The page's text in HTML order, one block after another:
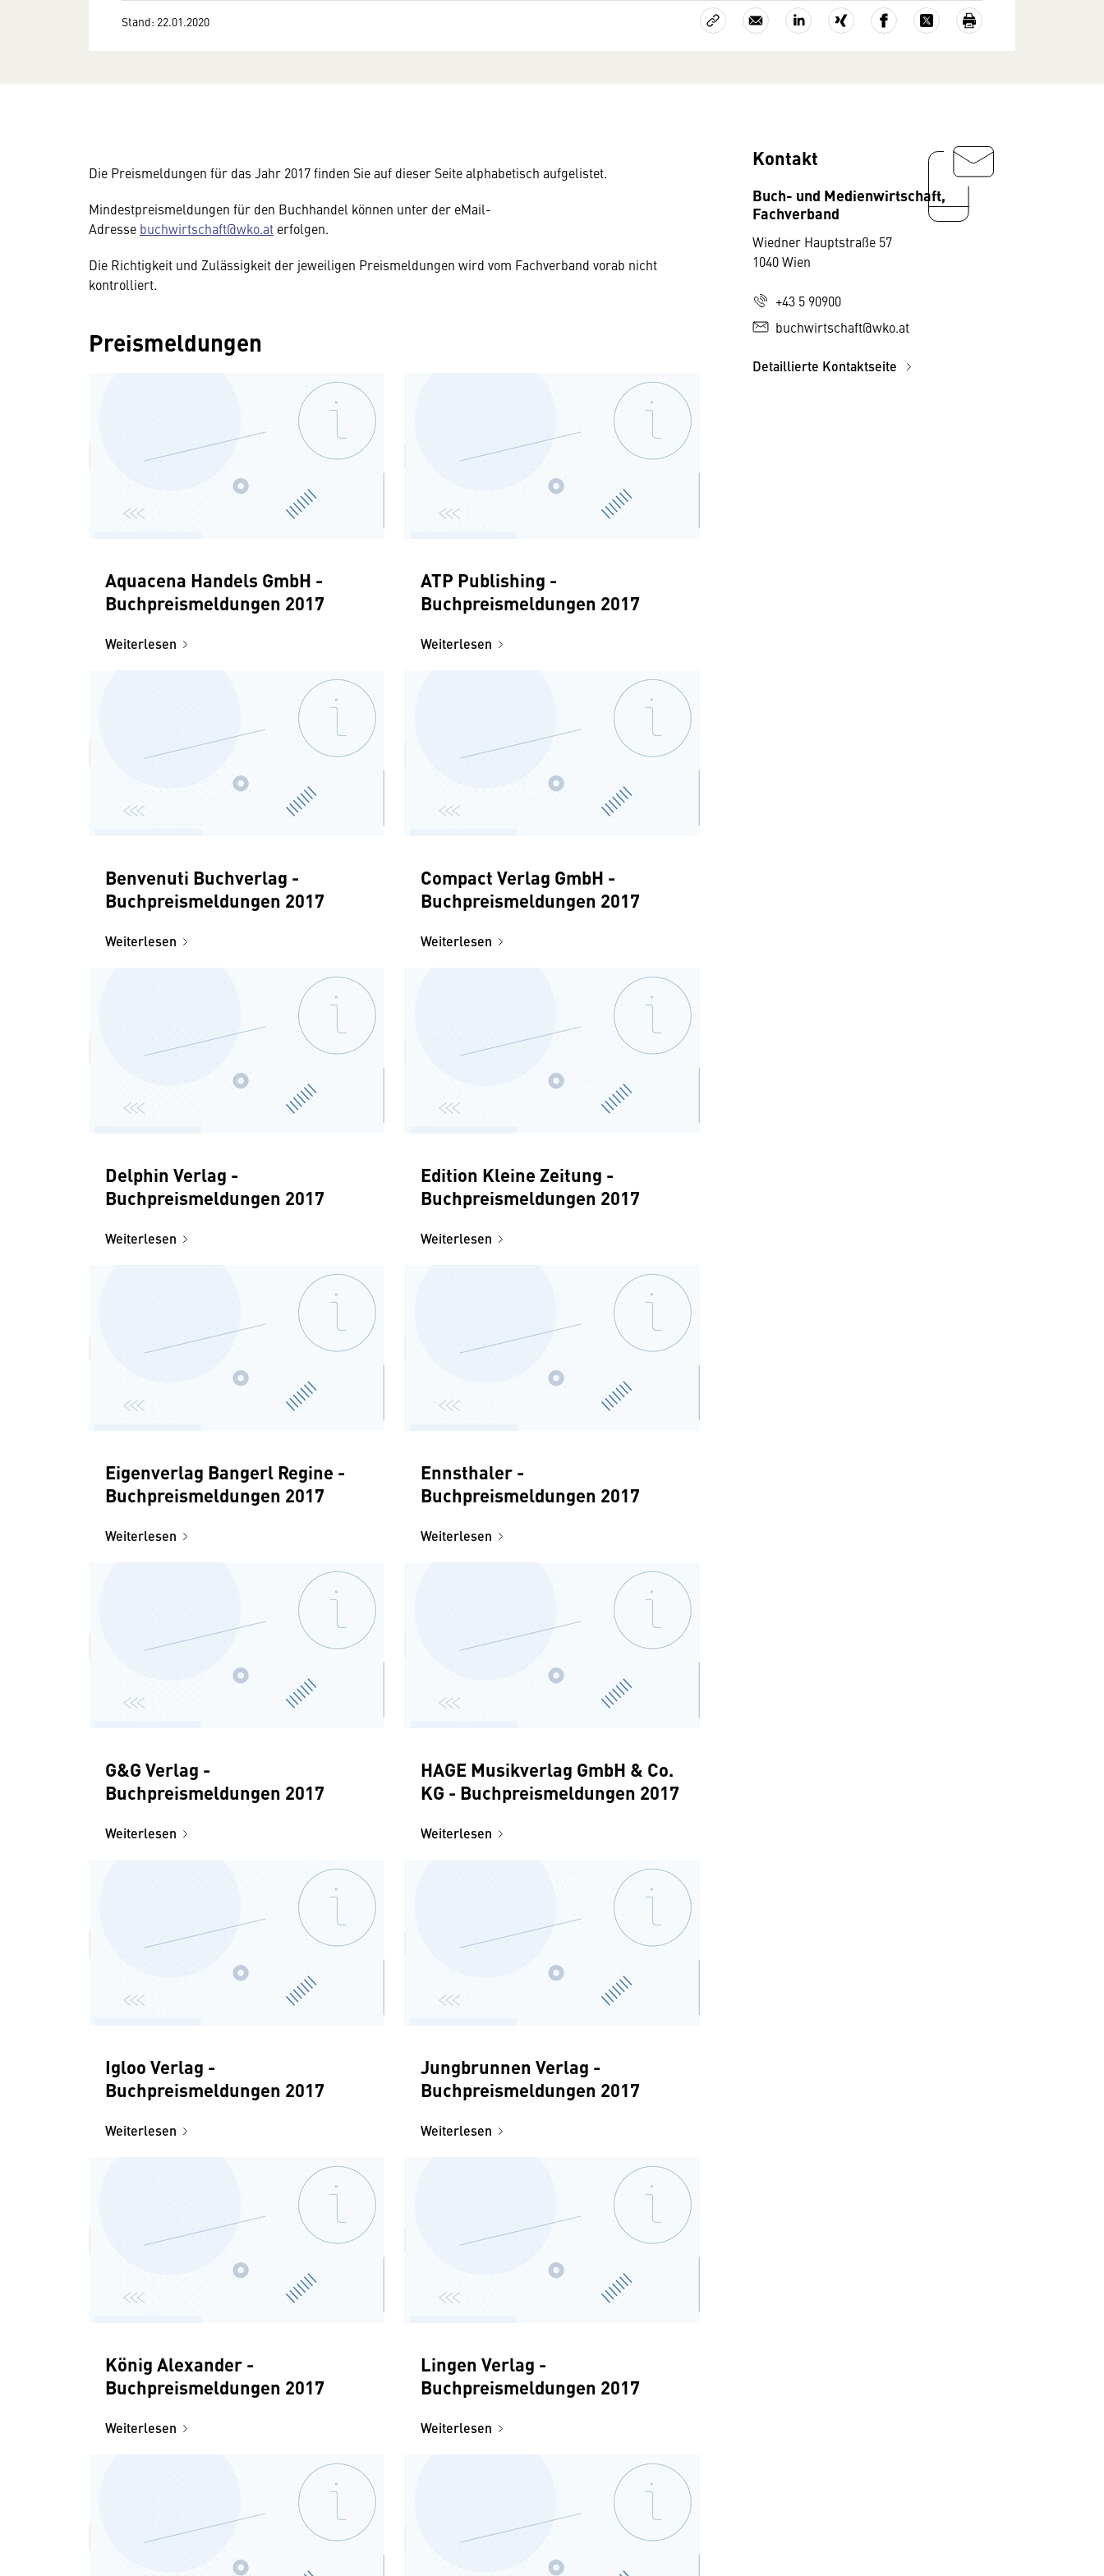
Stand: 22.01.2020
Die Preismeldungen für das Jahr 2017 finden Sie auf dieser Seite alphabetisch aufgelistet.
Mindestpreismeldungen für den Buchhandel können unter der eMail-
Adresse buchwirtschaft@wko.at erfolgen.
Die Richtigkeit und Zulässigkeit der jeweiligen Preismeldungen wird vom Fachverband vorab nicht
kontrolliert.
Preismeldungen
Aquacena Handels GmbH -
Buchpreismeldungen 2017
Weiterlesen
ATP Publishing -
Buchpreismeldungen 2017
Weiterlesen
Benvenuti Buchverlag -
Buchpreismeldungen 2017
Weiterlesen
Compact Verlag GmbH -
Buchpreismeldungen 2017
Weiterlesen
Delphin Verlag -
Buchpreismeldungen 2017
Weiterlesen
Edition Kleine Zeitung -
Buchpreismeldungen 2017
Weiterlesen
Eigenverlag Bangerl Regine -
Buchpreismeldungen 2017
Weiterlesen
Ennsthaler -
Buchpreismeldungen 2017
Weiterlesen
G&G Verlag -
Buchpreismeldungen 2017
Weiterlesen
HAGE Musikverlag GmbH & Co.
KG - Buchpreismeldungen 2017
Weiterlesen
Igloo Verlag -
Buchpreismeldungen 2017
Weiterlesen
Jungbrunnen Verlag -
Buchpreismeldungen 2017
Weiterlesen
König Alexander -
Buchpreismeldungen 2017
Weiterlesen
Lingen Verlag -
Buchpreismeldungen 2017
Weiterlesen
Kontakt
Buch- und Medienwirtschaft,
Fachverband
Wiedner Hauptstraße 57
1040 Wien
+43 5 90900
buchwirtschaft@wko.at
Detaillierte Kontaktseite